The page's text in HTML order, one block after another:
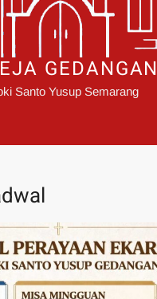
GEDANGAN
Santo Yusup Semarang